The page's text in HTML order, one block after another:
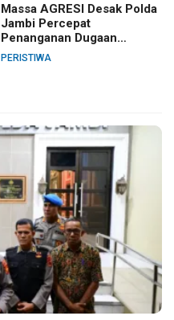
Massa AGRESI Desak Polda
Jambi Percepat
Penanganan Dugaan
Pelanggaran Hak Cipta Buku
PERISTIWA